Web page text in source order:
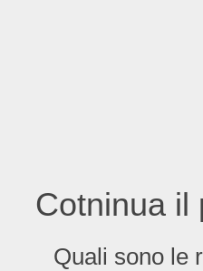
Cotninua il
Quali sono le